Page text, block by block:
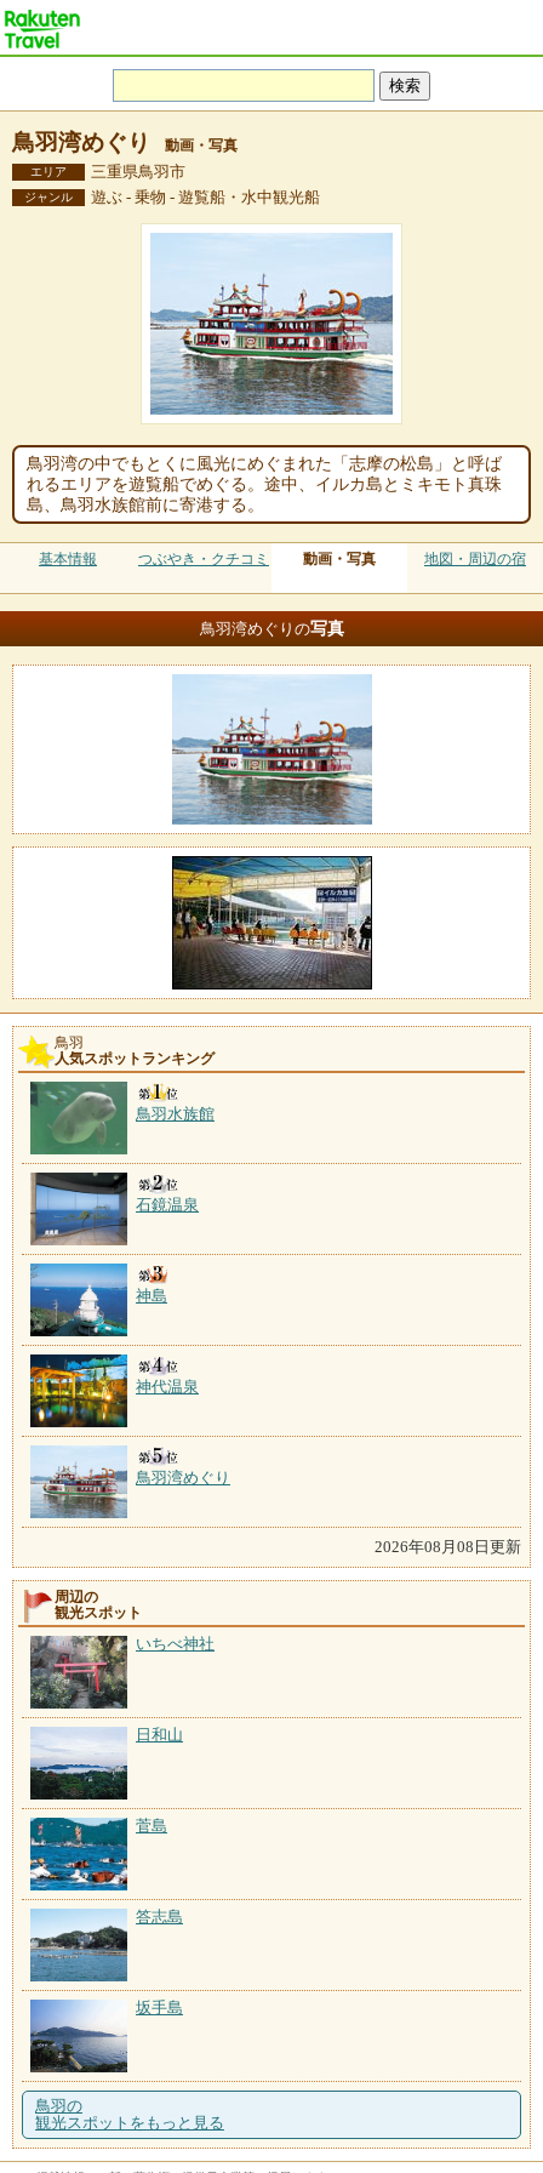
鳥羽湾めぐり 動画・写真
エリア 三重県鳥羽市
ジャンル 遊ぶ - 乗物 - 遊覧船・水中観光船
鳥羽湾の中でもとくに風光にめぐまれた「志摩の松島」と呼ば
れるエリアを遊覧船でめぐる。途中、イルカ島とミキモト真珠
島、鳥羽水族館前に寄港する。
基本情報 つぶやき・クチコミ 動画・写真 地図・周辺の宿
鳥羽湾めぐりの写真
鳥羽
人気スポットランキング
鳥羽水族館
石鏡温泉
神島
神代温泉
鳥羽湾めぐり
2026年08月08日更新
周辺の
観光スポット
いちべ神社
日和山
菅島
答志島
坂手島
鳥羽の
観光スポットをもっと見る